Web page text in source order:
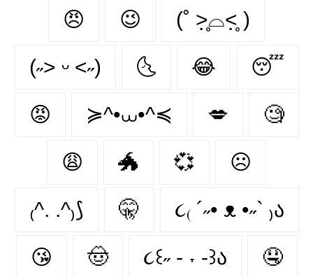
😠 😉 (˚ ˃̣̣̥⌓˂̣̣̥ )
(˶˃ ᵕ ˂˶) 🌜 😂 😴
😡 ≽^•⩊•^≼ 💋 🧐
😩 🐲 💞 ☹
₍^. .^₎⟆ 🤫 ૮₍ ´˶• ᴥ •˶` ₎ა
😘 🤠 ૮꒰˶ - ˕ -꒱ა 🤤